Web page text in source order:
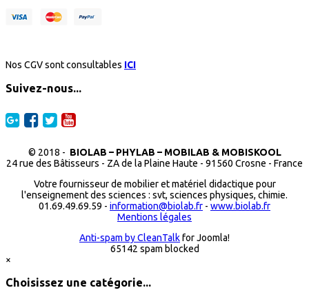
Nos CGV sont consultables ICI
Suivez-nous...
© 2018 - BIOLAB – PHYLAB – MOBILAB & MOBISKOOL
24 rue des Bâtisseurs - ZA de la Plaine Haute - 91560 Crosne - France
Votre fournisseur de mobilier et matériel didactique pour
l'enseignement des sciences : svt, sciences physiques, chimie.
01.69.49.69.59 - information@biolab.fr - www.biolab.fr
Mentions légales
Anti-spam by CleanTalkfor Joomla!
65142 spam blocked
×
Choisissez une catégorie...